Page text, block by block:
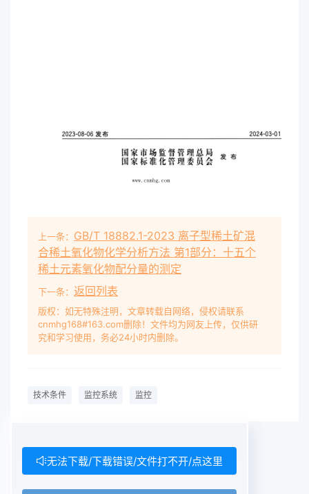
上一条： GB/T 18882.1-2023 离子型稀土矿混
合稀土氧化物化学分析方法 第1部分：十五个
稀土元素氧化物配分量的测定
下一条： 返回列表
版权：如无特殊注明，文章转载自网络，侵权请联系
cnmhg168#163.com删除！文件均为网友上传，仅供研
究和学习使用，务必24小时内删除。
技术条件 监控系统 监控
无法下载/下载错误/文件打不开/点这里